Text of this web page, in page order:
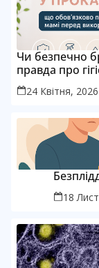
Чи безпечно
правда про
24 Квітня, 2026
18